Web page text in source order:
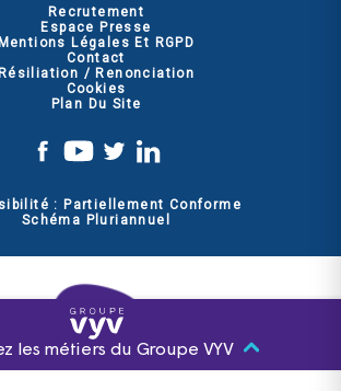
Recrutement
Espace Presse
Mentions Légales Et RGPD
Contact
Résiliation / Renonciation
Cookies
Plan Du Site
: Partiellement Conforme
Schéma Pluriannuel
les métiers du Groupe VYV